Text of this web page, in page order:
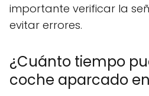
importante verificar la
evitar errores.
¿Cuánto tiempo
coche aparcado